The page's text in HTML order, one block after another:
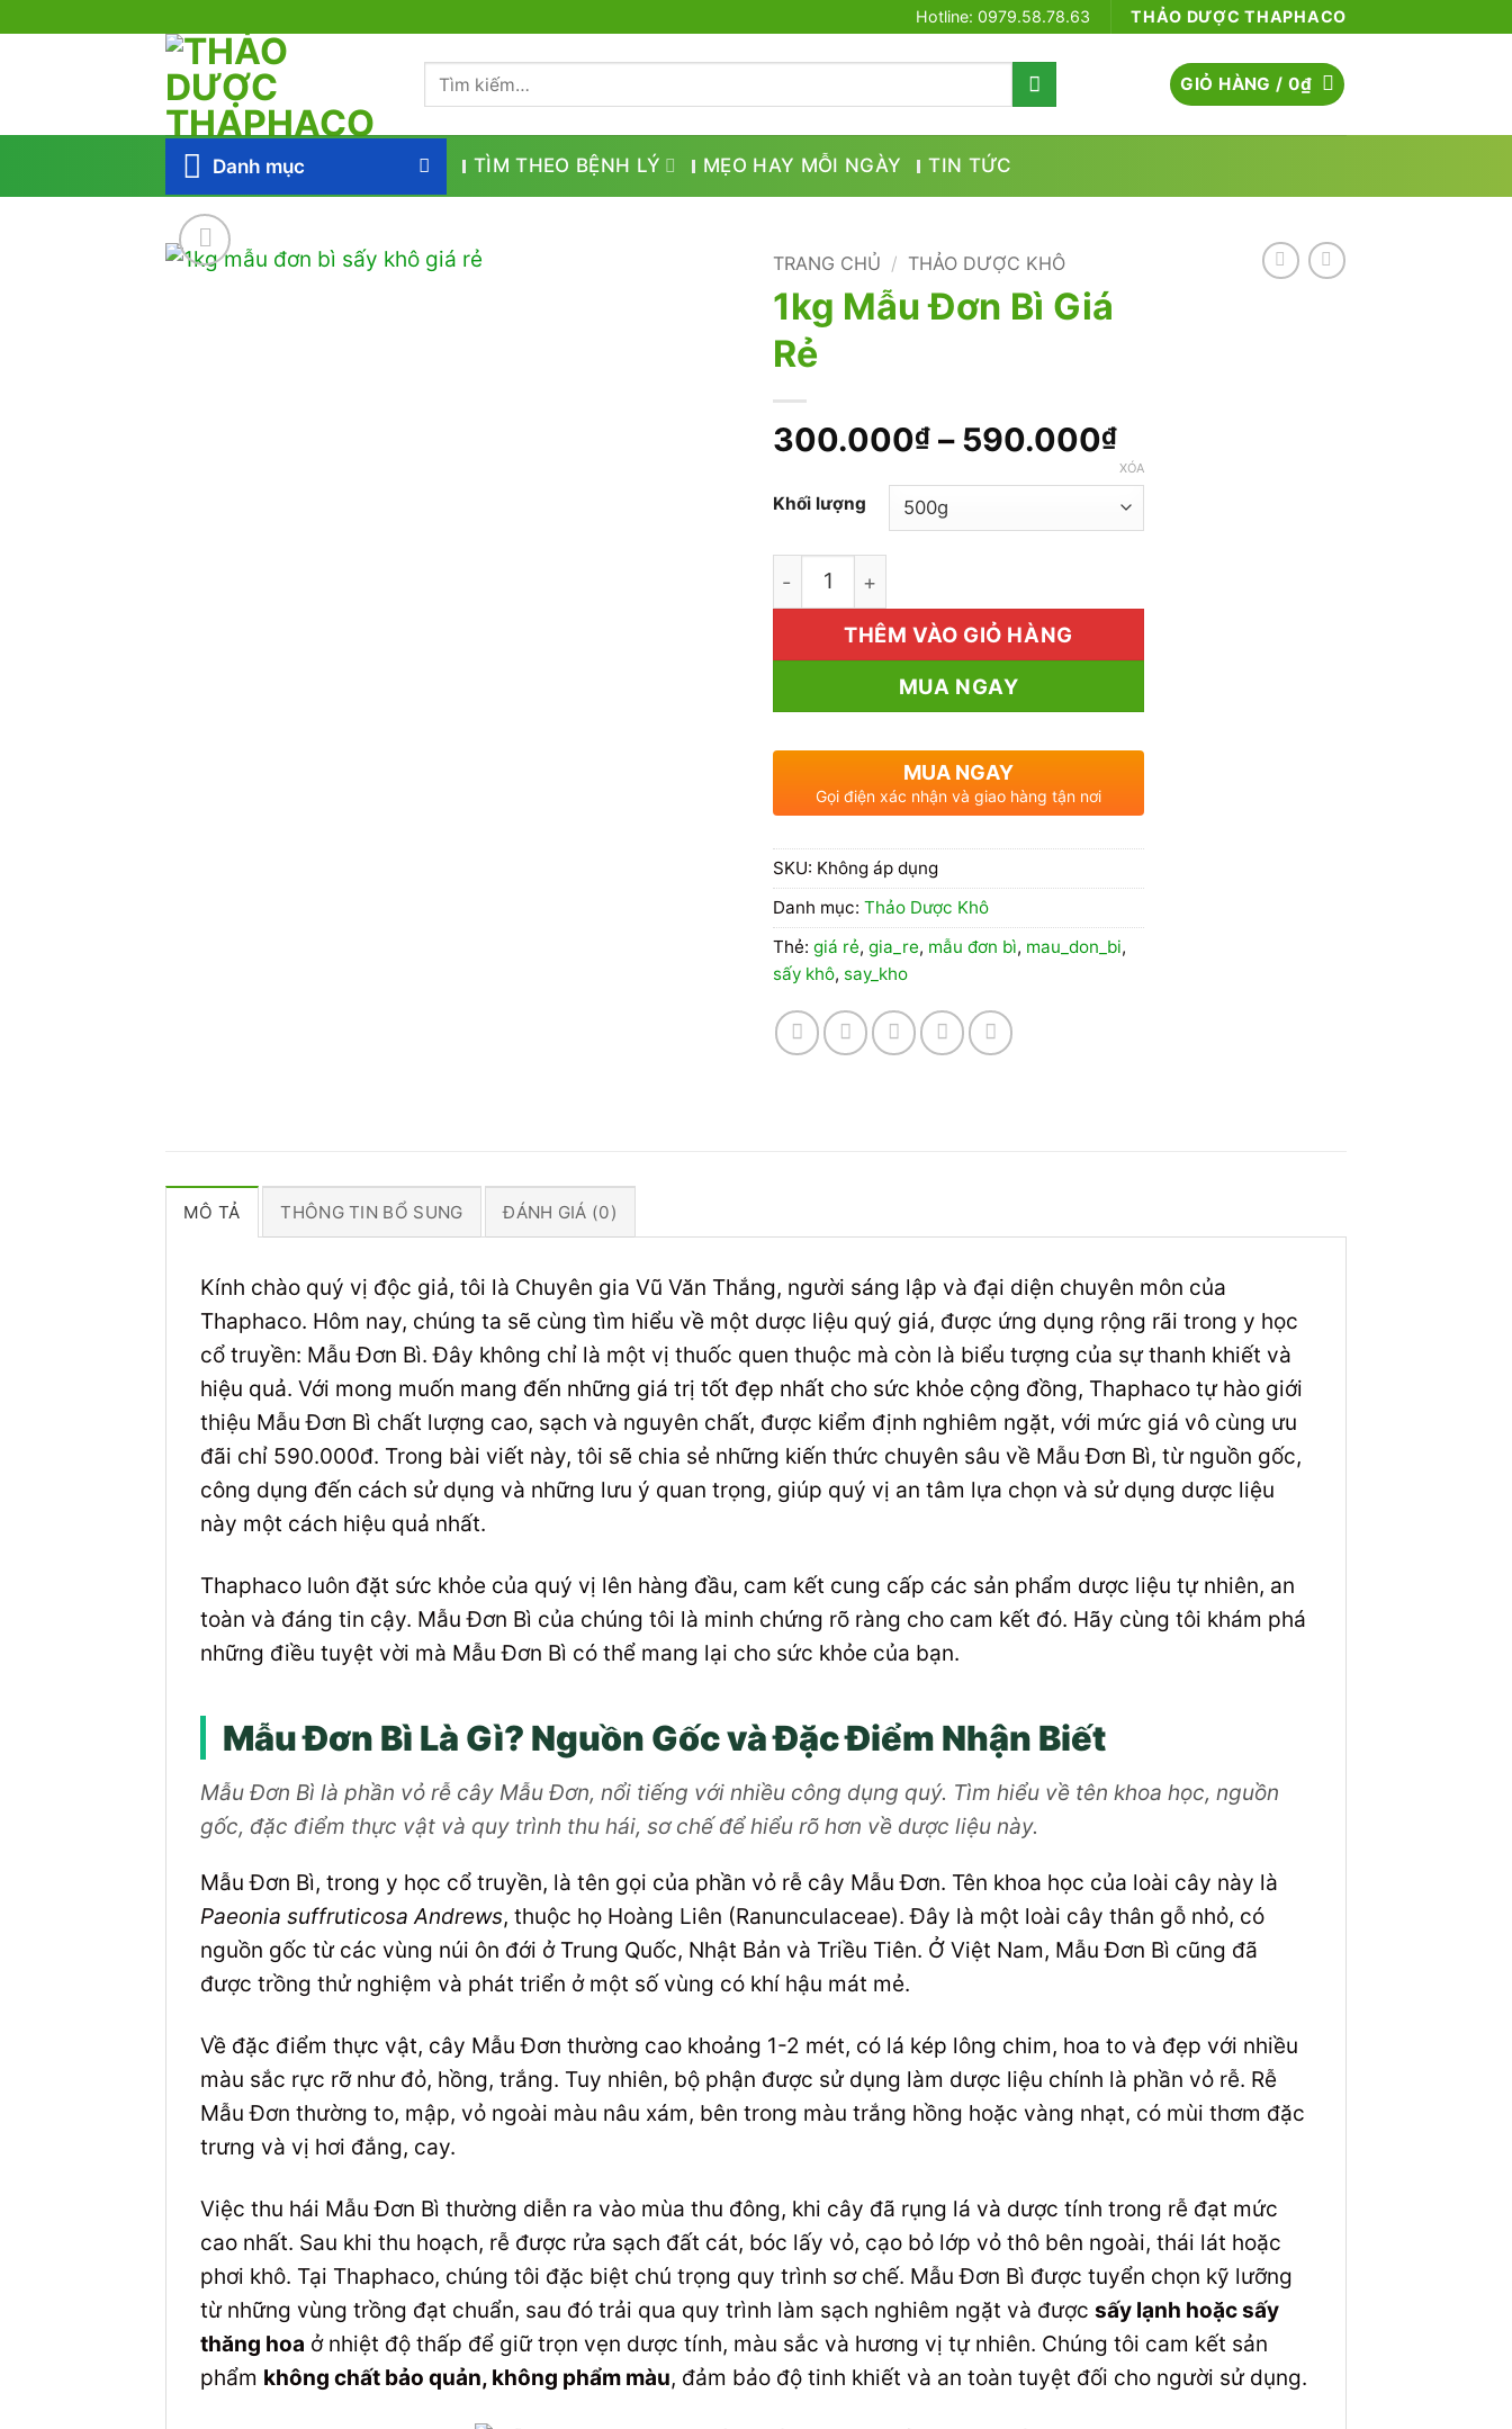
Hotline: 0979.58.78.63 THẢO DƯỢC THAPHACO
Tìm
GIỎ HÀNG /0₫
Danh mục TÌM THEO BỆNH LÝ MẸO HAY MỖI NGÀY TIN TỨC
TRANG CHỦ / THẢO DƯỢC KHÔ
1kg Mẫu Đơn Bì Giá
Rẻ
300.000₫ – 590.000₫Khoảng
giá:
từ
300.000₫
Khối lượng
XÓA
1kg Mẫu Đơn Bì Giá Rẻ số lượng
THÊM VÀO GIỎ HÀNG
MUA NGAY
MUA NGAY
Gọi điện xác nhận và giao hàng tận nơi
SKU: Không áp dụng
Danh mục: Thảo Dược Khô
Thẻ: giá rẻ, gia_re, mẫu đơn bì, mau_don_bi,
sấy khô, say_kho
MÔ TẢ THÔNG TIN BỔ SUNG ĐÁNH GIÁ (0)
Kính chào quý vị độc giả, tôi là Chuyên gia Vũ Văn Thắng, người sáng lập và đại diện chuyên môn của
Thaphaco. Hôm nay, chúng ta sẽ cùng tìm hiểu về một dược liệu quý giá, được ứng dụng rộng rãi trong y học
cổ truyền: Mẫu Đơn Bì. Đây không chỉ là một vị thuốc quen thuộc mà còn là biểu tượng của sự thanh khiết và
hiệu quả. Với mong muốn mang đến những giá trị tốt đẹp nhất cho sức khỏe cộng đồng, Thaphaco tự hào giới
thiệu Mẫu Đơn Bì chất lượng cao, sạch và nguyên chất, được kiểm định nghiêm ngặt, với mức giá vô cùng ưu
đãi chỉ 590.000đ. Trong bài viết này, tôi sẽ chia sẻ những kiến thức chuyên sâu về Mẫu Đơn Bì, từ nguồn gốc,
công dụng đến cách sử dụng và những lưu ý quan trọng, giúp quý vị an tâm lựa chọn và sử dụng dược liệu
này một cách hiệu quả nhất.
Thaphaco luôn đặt sức khỏe của quý vị lên hàng đầu, cam kết cung cấp các sản phẩm dược liệu tự nhiên, an
toàn và đáng tin cậy. Mẫu Đơn Bì của chúng tôi là minh chứng rõ ràng cho cam kết đó. Hãy cùng tôi khám phá
những điều tuyệt vời mà Mẫu Đơn Bì có thể mang lại cho sức khỏe của bạn.
Mẫu Đơn Bì Là Gì? Nguồn Gốc và Đặc Điểm Nhận Biết
Mẫu Đơn Bì là phần vỏ rễ cây Mẫu Đơn, nổi tiếng với nhiều công dụng quý. Tìm hiểu về tên khoa học, nguồn
gốc, đặc điểm thực vật và quy trình thu hái, sơ chế để hiểu rõ hơn về dược liệu này.
Mẫu Đơn Bì, trong y học cổ truyền, là tên gọi của phần vỏ rễ cây Mẫu Đơn. Tên khoa học của loài cây này là
Paeonia suffruticosa Andrews, thuộc họ Hoàng Liên (Ranunculaceae). Đây là một loài cây thân gỗ nhỏ, có
nguồn gốc từ các vùng núi ôn đới ở Trung Quốc, Nhật Bản và Triều Tiên. Ở Việt Nam, Mẫu Đơn Bì cũng đã
được trồng thử nghiệm và phát triển ở một số vùng có khí hậu mát mẻ.
Về đặc điểm thực vật, cây Mẫu Đơn thường cao khoảng 1-2 mét, có lá kép lông chim, hoa to và đẹp với nhiều
màu sắc rực rỡ như đỏ, hồng, trắng. Tuy nhiên, bộ phận được sử dụng làm dược liệu chính là phần vỏ rễ. Rễ
Mẫu Đơn thường to, mập, vỏ ngoài màu nâu xám, bên trong màu trắng hồng hoặc vàng nhạt, có mùi thơm đặc
trưng và vị hơi đắng, cay.
Việc thu hái Mẫu Đơn Bì thường diễn ra vào mùa thu đông, khi cây đã rụng lá và dược tính trong rễ đạt mức
cao nhất. Sau khi thu hoạch, rễ được rửa sạch đất cát, bóc lấy vỏ, cạo bỏ lớp vỏ thô bên ngoài, thái lát hoặc
phơi khô. Tại Thaphaco, chúng tôi đặc biệt chú trọng quy trình sơ chế. Mẫu Đơn Bì được tuyển chọn kỹ lưỡng
từ những vùng trồng đạt chuẩn, sau đó trải qua quy trình làm sạch nghiêm ngặt và được sấy lạnh hoặc sấy
thăng hoa ở nhiệt độ thấp để giữ trọn vẹn dược tính, màu sắc và hương vị tự nhiên. Chúng tôi cam kết sản
phẩm không chất bảo quản, không phẩm màu, đảm bảo độ tinh khiết và an toàn tuyệt đối cho người sử dụng.